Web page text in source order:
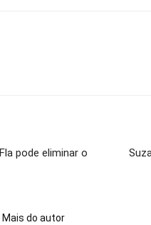
pode eliminar o
Mais do autor